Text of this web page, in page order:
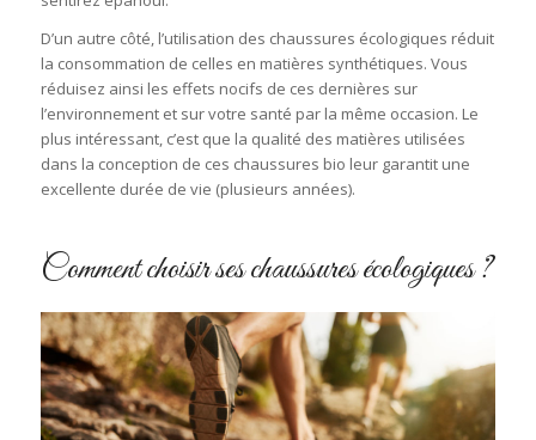
D’un autre côté, l’utilisation des chaussures écologiques réduit
la consommation de celles en matières synthétiques. Vous
réduisez ainsi les effets nocifs de ces dernières sur
l’environnement et sur votre santé par la même occasion. Le
plus intéressant, c’est que la qualité des matières utilisées
dans la conception de ces chaussures bio leur garantit une
excellente durée de vie (plusieurs années).
Comment choisir ses chaussures écologiques ?